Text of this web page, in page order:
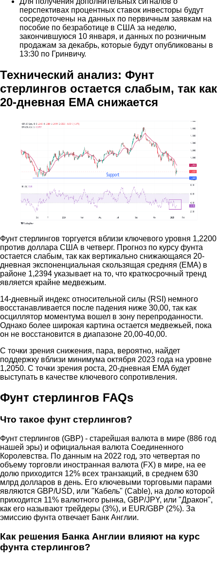
перспективах процентных ставок инвесторы будут
сосредоточены на данных по первичным заявкам на
пособие по безработице в США за неделю,
закончившуюся 10 января, и данных по розничным
продажам за декабрь, которые будут опубликованы в
13:30 по Гринвичу.
Технический анализ: Фунт
стерлингов остается слабым, так как
20-дневная EMA снижается
Фунт стерлингов торгуется вблизи ключевого уровня 1,2200
против доллара США в четверг. Прогноз по курсу фунта
остается слабым, так как вертикально снижающаяся 20-
дневная экспоненциальная скользящая средняя (EMA) в
районе 1,2394 указывает на то, что краткосрочный тренд
является крайне медвежьим.
14-дневный индекс относительной силы (RSI) немного
восстанавливается после падения ниже 30,00, так как
осциллятор моментума вошел в зону перепроданности.
Однако более широкая картина остается медвежьей, пока
он не восстановится в диапазоне 20,00-40,00.
С точки зрения снижения, пара, вероятно, найдет
поддержку вблизи минимума октября 2023 года на уровне
1,2050. С точки зрения роста, 20-дневная EMA будет
выступать в качестве ключевого сопротивления.
Фунт стерлингов FAQs
Что такое фунт стерлингов?
Фунт стерлингов (GBP) - старейшая валюта в мире (886 год
нашей эры) и официальная валюта Соединенного
Королевства. По данным на 2022 год, это четвертая по
объему торговли иностранная валюта (FX) в мире, на ее
долю приходится 12% всех транзакций, в среднем 630
млрд долларов в день. Его ключевыми торговыми парами
являются GBP/USD, или "Кабель" (Cable), на долю которой
приходится 11% валютного рынка, GBP/JPY, или "Дракон",
как его называют трейдеры (3%), и EUR/GBP (2%). За
эмиссию фунта отвечает Банк Англии.
Как решения Банка Англии влияют на курс
фунта стерлингов?